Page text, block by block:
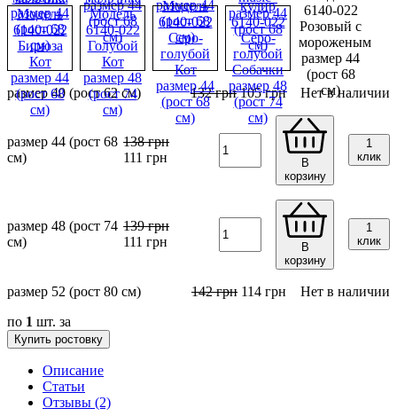
размер 40 (рост 62 см) 132грн 105грн Нет в наличии
размер 44 (рост 68
см)
138грн
111 грн
В
корзину
1
клик
размер 48 (рост 74
см)
139грн
111 грн
В
корзину
1
клик
размер 52 (рост 80 см) 142грн 114 грн
Нет в наличии
по 1 шт. за
Купить ростовку
Описание
Статьи
Отзывы (2)